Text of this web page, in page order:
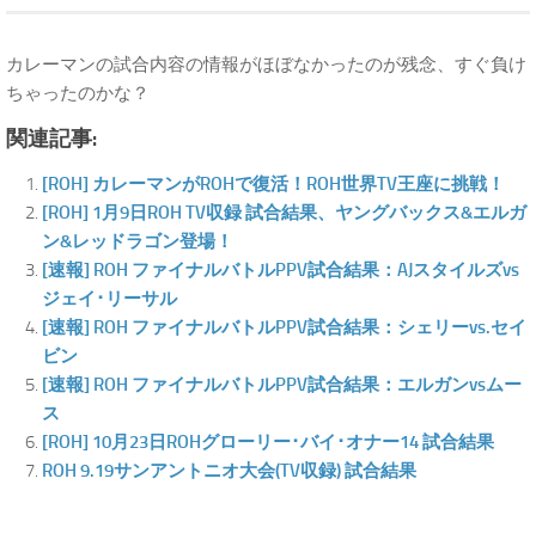
カレーマンの試合内容の情報がほぼなかったのが残念、すぐ負け
ちゃったのかな？
関連記事:
[ROH] カレーマンがROHで復活！ROH世界TV王座に挑戦！
[ROH] 1月9日ROH TV収録 試合結果、ヤングバックス&エルガ
ン&レッドラゴン登場！
[速報] ROH ファイナルバトルPPV試合結果：AJスタイルズvs
ジェイ･リーサル
[速報] ROH ファイナルバトルPPV試合結果：シェリーvs.セイ
ビン
[速報] ROH ファイナルバトルPPV試合結果：エルガンvsムー
ス
[ROH] 10月23日ROHグローリー･バイ･オナー14 試合結果
ROH 9.19サンアントニオ大会(TV収録) 試合結果